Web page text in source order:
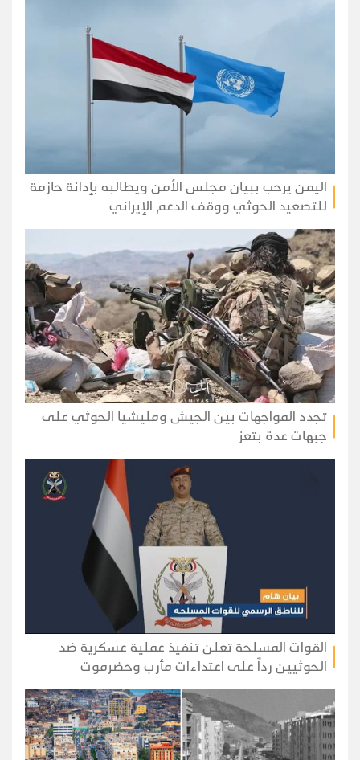
اليمن يرحب ببيان مجلس الأمن ويطالبه بإدانة حازمة
للتصعيد الحوثي ووقف الدعم الإيراني
تجدد المواجهات بين الجيش ومليشيا الحوثي على
جبهات عدة بتعز
القوات المسلحة تعلن تنفيذ عملية عسكرية ضد
الحوثيين رداً على اعتداءات مأرب وحضرموت